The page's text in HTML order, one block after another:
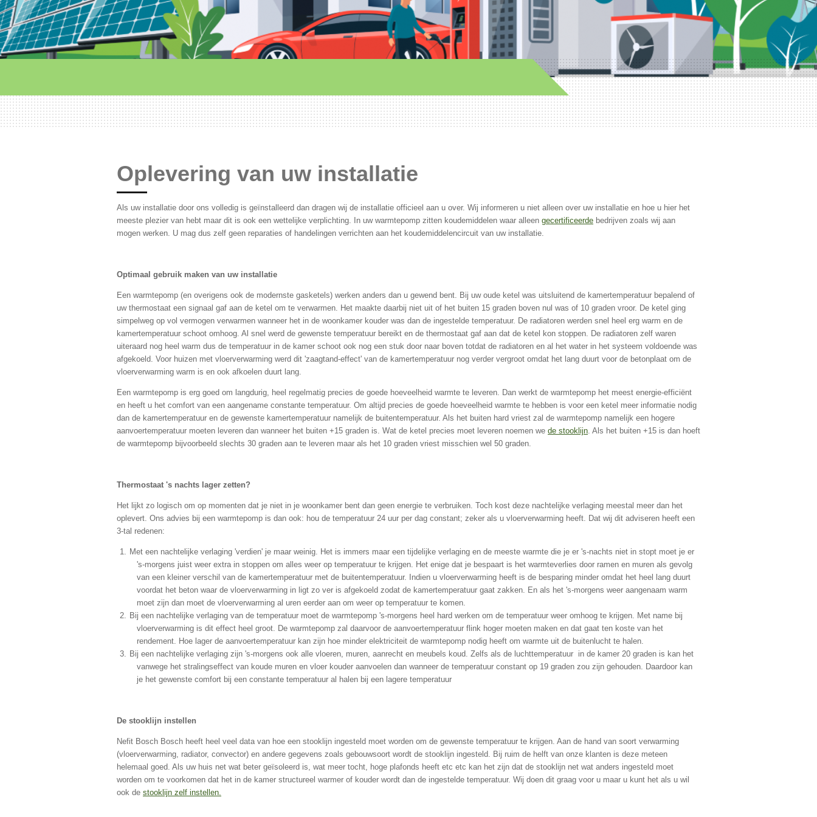
Oplevering van uw installatie
Als uw installatie door ons volledig is geïnstalleerd dan dragen wij de installatie officieel aan u over. Wij informeren u niet alleen over uw installatie en hoe u hier het
meeste plezier van hebt maar dit is ook een wettelijke verplichting. In uw warmtepomp zitten koudemiddelen waar alleen gecertificeerde bedrijven zoals wij aan
mogen werken. U mag dus zelf geen reparaties of handelingen verrichten aan het koudemiddelencircuit van uw installatie.
Optimaal gebruik maken van uw installatie
Een warmtepomp (en overigens ook de modernste gasketels) werken anders dan u gewend bent. Bij uw oude ketel was uitsluitend de kamertemperatuur bepalend of
uw thermostaat een signaal gaf aan de ketel om te verwarmen. Het maakte daarbij niet uit of het buiten 15 graden boven nul was of 10 graden vroor. De ketel ging
simpelweg op vol vermogen verwarmen wanneer het in de woonkamer kouder was dan de ingestelde temperatuur. De radiatoren werden snel heel erg warm en de
kamertemperatuur schoot omhoog. Al snel werd de gewenste temperatuur bereikt en de thermostaat gaf aan dat de ketel kon stoppen. De radiatoren zelf waren
uiteraard nog heel warm dus de temperatuur in de kamer schoot ook nog een stuk door naar boven totdat de radiatoren en al het water in het systeem voldoende was
afgekoeld. Voor huizen met vloerverwarming werd dit 'zaagtand-effect' van de kamertemperatuur nog verder vergroot omdat het lang duurt voor de betonplaat om de
vloerverwarming warm is en ook afkoelen duurt lang.
Een warmtepomp is erg goed om langdurig, heel regelmatig precies de goede hoeveelheid warmte te leveren. Dan werkt de warmtepomp het meest energie-efficiënt
en heeft u het comfort van een aangename constante temperatuur. Om altijd precies de goede hoeveelheid warmte te hebben is voor een ketel meer informatie nodig
dan de kamertemperatuur en de gewenste kamertemperatuur namelijk de buitentemperatuur. Als het buiten hard vriest zal de warmtepomp namelijk een hogere
aanvoertemperatuur moeten leveren dan wanneer het buiten +15 graden is. Wat de ketel precies moet leveren noemen we de stooklijn. Als het buiten +15 is dan hoeft
de warmtepomp bijvoorbeeld slechts 30 graden aan te leveren maar als het 10 graden vriest misschien wel 50 graden.
Thermostaat 's nachts lager zetten?
Het lijkt zo logisch om op momenten dat je niet in je woonkamer bent dan geen energie te verbruiken. Toch kost deze nachtelijke verlaging meestal meer dan het
oplevert. Ons advies bij een warmtepomp is dan ook: hou de temperatuur 24 uur per dag constant; zeker als u vloerverwarming heeft. Dat wij dit adviseren heeft een
3-tal redenen:
Met een nachtelijke verlaging 'verdien' je maar weinig. Het is immers maar een tijdelijke verlaging en de meeste warmte die je er 's-nachts niet in stopt moet je er
's-morgens juist weer extra in stoppen om alles weer op temperatuur te krijgen. Het enige dat je bespaart is het warmteverlies door ramen en muren als gevolg
van een kleiner verschil van de kamertemperatuur met de buitentemperatuur. Indien u vloerverwarming heeft is de besparing minder omdat het heel lang duurt
voordat het beton waar de vloerverwarming in ligt zo ver is afgekoeld zodat de kamertemperatuur gaat zakken. En als het 's-morgens weer aangenaam warm
moet zijn dan moet de vloerverwarming al uren eerder aan om weer op temperatuur te komen.
Bij een nachtelijke verlaging van de temperatuur moet de warmtepomp 's-morgens heel hard werken om de temperatuur weer omhoog te krijgen. Met name bij
vloerverwarming is dit effect heel groot. De warmtepomp zal daarvoor de aanvoertemperatuur flink hoger moeten maken en dat gaat ten koste van het
rendement. Hoe lager de aanvoertemperatuur kan zijn hoe minder elektriciteit de warmtepomp nodig heeft om warmte uit de buitenlucht te halen.
Bij een nachtelijke verlaging zijn 's-morgens ook alle vloeren, muren, aanrecht en meubels koud. Zelfs als de luchttemperatuur in de kamer 20 graden is kan het
vanwege het stralingseffect van koude muren en vloer kouder aanvoelen dan wanneer de temperatuur constant op 19 graden zou zijn gehouden. Daardoor kan
je het gewenste comfort bij een constante temperatuur al halen bij een lagere temperatuur
De stooklijn instellen
Nefit Bosch Bosch heeft heel veel data van hoe een stooklijn ingesteld moet worden om de gewenste temperatuur te krijgen. Aan de hand van soort verwarming
(vloerverwarming, radiator, convector) en andere gegevens zoals gebouwsoort wordt de stooklijn ingesteld. Bij ruim de helft van onze klanten is deze meteen
helemaal goed. Als uw huis net wat beter geïsoleerd is, wat meer tocht, hoge plafonds heeft etc etc kan het zijn dat de stooklijn net wat anders ingesteld moet
worden om te voorkomen dat het in de kamer structureel warmer of kouder wordt dan de ingestelde temperatuur. Wij doen dit graag voor u maar u kunt het als u wil
ook de stooklijn zelf instellen.